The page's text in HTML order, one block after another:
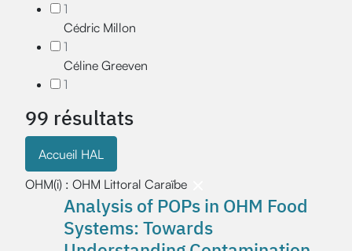
1
Cédric Millon
1
Céline Greeven
1
99 résultats
Accueil HAL
OHM(i) : OHM Littoral Caraïbe
Analysis of POPs in OHM Food
Systems: Towards